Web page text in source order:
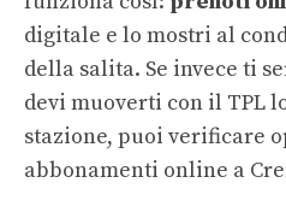
digitale e lo mostri al
della salita. Se invece ti
devi muoverti con il TPL
stazione, puoi verificare
abbonamenti online a